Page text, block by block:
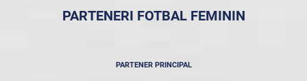
PARTENERI FOTBAL FEMININ
PARTENER PRINCIPAL